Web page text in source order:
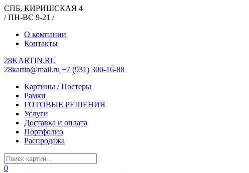
СПБ, КИРИШСКАЯ 4
/ ПН-ВС 9-21 /
О компании
Контакты
28KARTIN.RU
28kartin@mail.ru +7 (931) 300-16-88
Картины / Постеры
Рамки
ГОТОВЫЕ РЕШЕНИЯ
Услуги
Доставка и оплата
Портфолио
Распродажа
0